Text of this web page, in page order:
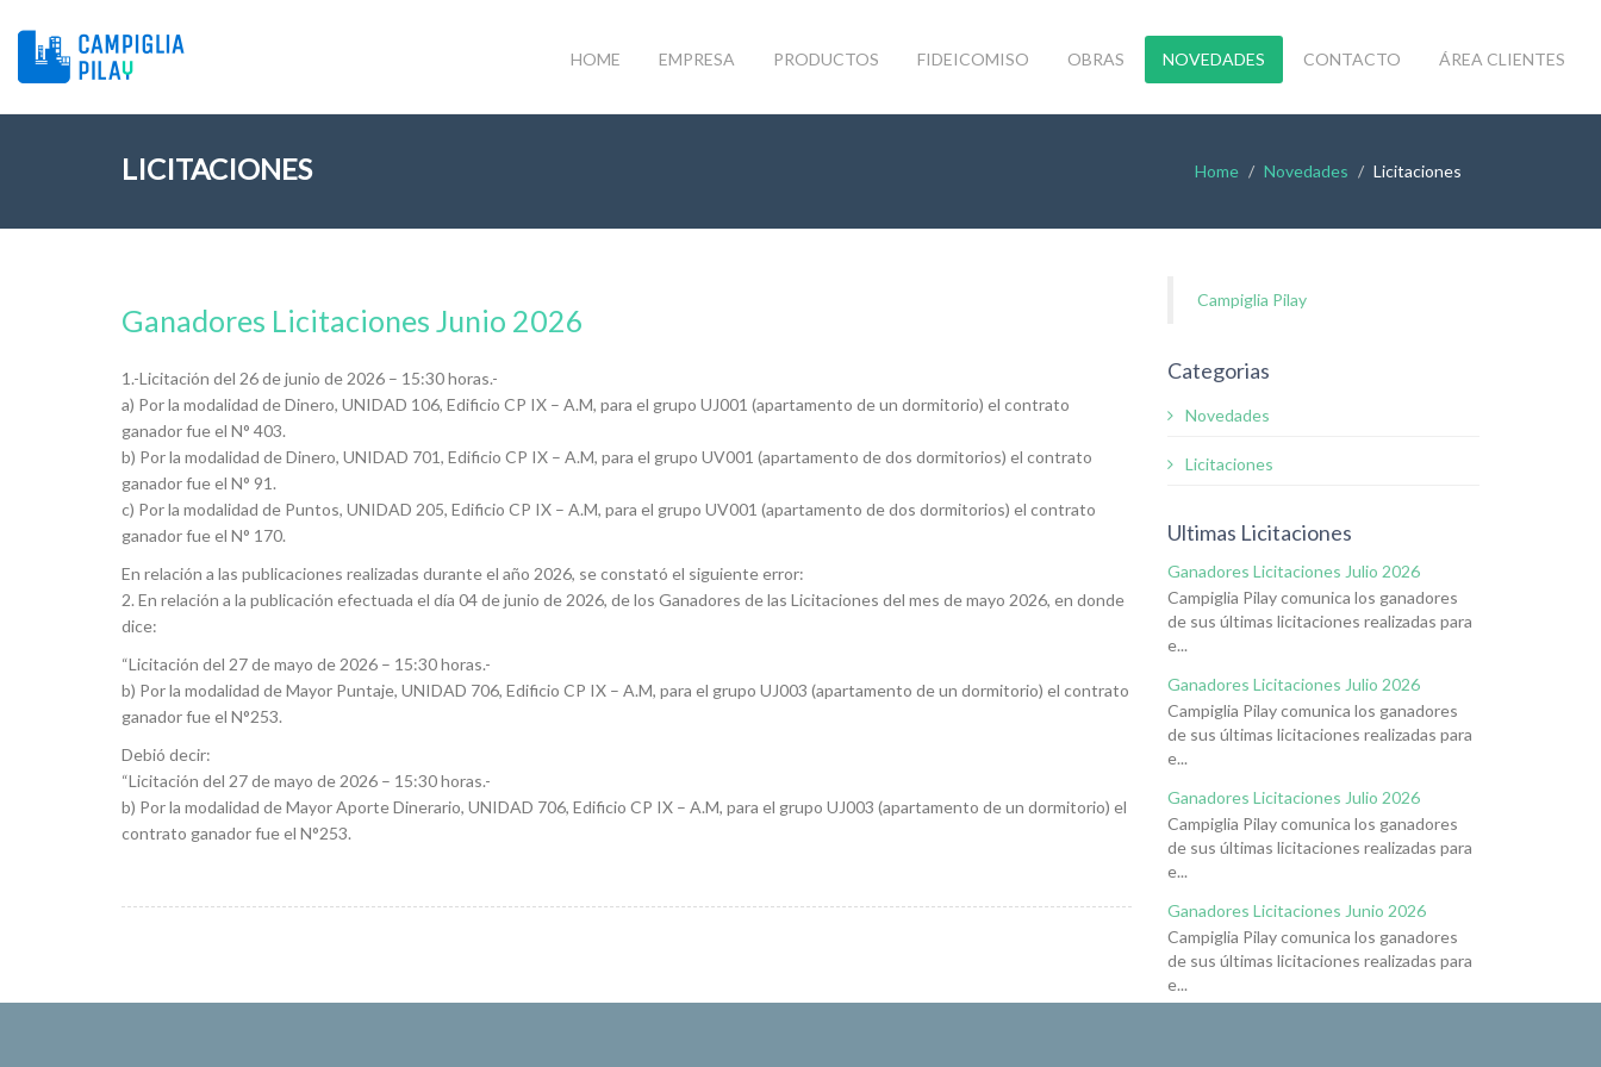
HOME EMPRESA PRODUCTOS FIDEICOMISO OBRAS NOVEDADES CONTACTO ÁREA CLIENTES
LICITACIONES Home Novedades Licitaciones
Ganadores Licitaciones Junio 2026
1.-Licitación del 26 de junio de 2026 – 15:30 horas.-
a) Por la modalidad de Dinero, UNIDAD 106, Edificio CP IX – A.M, para el grupo UJ001 (apartamento de un dormitorio) el contrato
ganador fue el N° 403.
b) Por la modalidad de Dinero, UNIDAD 701, Edificio CP IX – A.M, para el grupo UV001 (apartamento de dos dormitorios) el contrato
ganador fue el N° 91.
c) Por la modalidad de Puntos, UNIDAD 205, Edificio CP IX – A.M, para el grupo UV001 (apartamento de dos dormitorios) el contrato
ganador fue el N° 170.
En relación a las publicaciones realizadas durante el año 2026, se constató el siguiente error:
2. En relación a la publicación efectuada el día 04 de junio de 2026, de los Ganadores de las Licitaciones del mes de mayo 2026, en donde
dice:
“Licitación del 27 de mayo de 2026 – 15:30 horas.-
b) Por la modalidad de Mayor Puntaje, UNIDAD 706, Edificio CP IX – A.M, para el grupo UJ003 (apartamento de un dormitorio) el contrato
ganador fue el N°253.
Debió decir:
“Licitación del 27 de mayo de 2026 – 15:30 horas.-
b) Por la modalidad de Mayor Aporte Dinerario, UNIDAD 706, Edificio CP IX – A.M, para el grupo UJ003 (apartamento de un dormitorio) el
contrato ganador fue el N°253.
Campiglia Pilay
Categorias
Novedades
Licitaciones
Ultimas Licitaciones
Ganadores Licitaciones Julio 2026
Campiglia Pilay comunica los ganadores
de sus últimas licitaciones realizadas para
e...
Ganadores Licitaciones Julio 2026
Campiglia Pilay comunica los ganadores
de sus últimas licitaciones realizadas para
e...
Ganadores Licitaciones Julio 2026
Campiglia Pilay comunica los ganadores
de sus últimas licitaciones realizadas para
e...
Ganadores Licitaciones Junio 2026
Campiglia Pilay comunica los ganadores
de sus últimas licitaciones realizadas para
e...